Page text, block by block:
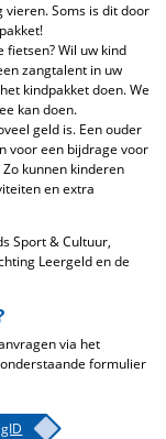
Soms is dit door
fietsen? Wil uw kind
zangtalent in uw
kindpakket doen. We
kan doen.
geld is. Een ouder
voor een bijdrage voor
kunnen kinderen
en extra
Sport & Cultuur,
Leergeld en de
via het
formulier